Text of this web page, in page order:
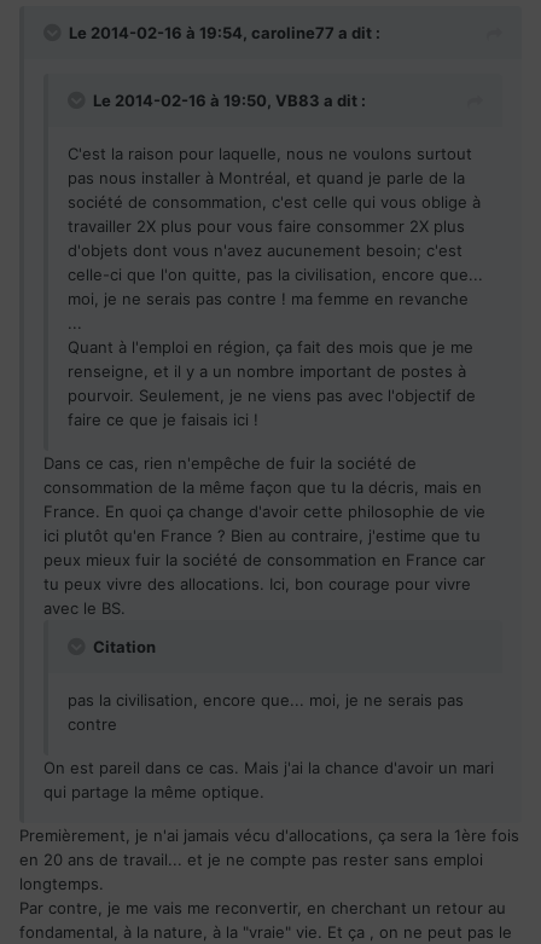
Le 2014-02-16 à 19:54, caroline77 a dit :
Le 2014-02-16 à 19:50, VB83 a dit :
C'est la raison pour laquelle, nous ne voulons surtout
pas nous installer à Montréal, et quand je parle de la
société de consommation, c'est celle qui vous oblige à
travailler 2X plus pour vous faire consommer 2X plus
d'objets dont vous n'avez aucunement besoin; c'est
celle-ci que l'on quitte, pas la civilisation, encore que...
moi, je ne serais pas contre ! ma femme en revanche
Quant à l'emploi en région, ça fait des mois que je me
renseigne, et il y a un nombre important de postes à
pourvoir. Seulement, je ne viens pas avec l'objectif de
faire ce que je faisais ici !
Dans ce cas, rien n'empêche de fuir la société de
consommation de la même façon que tu la décris, mais en
France. En quoi ça change d'avoir cette philosophie de vie
ici plutôt qu'en France ? Bien au contraire, j'estime que tu
peux mieux fuir la société de consommation en France car
tu peux vivre des allocations. Ici, bon courage pour vivre
avec le BS.
Citation
pas la civilisation, encore que... moi, je ne serais pas
contre
On est pareil dans ce cas. Mais j'ai la chance d'avoir un mari
qui partage la même optique.
Premièrement, je n'ai jamais vécu d'allocations, ça sera la 1ère fois
en 20 ans de travail... et je ne compte pas rester sans emploi
longtemps.
Par contre, je me vais me reconvertir, en cherchant un retour au
fondamental, à la nature, à la "vraie" vie. Et ça , on ne peut pas le